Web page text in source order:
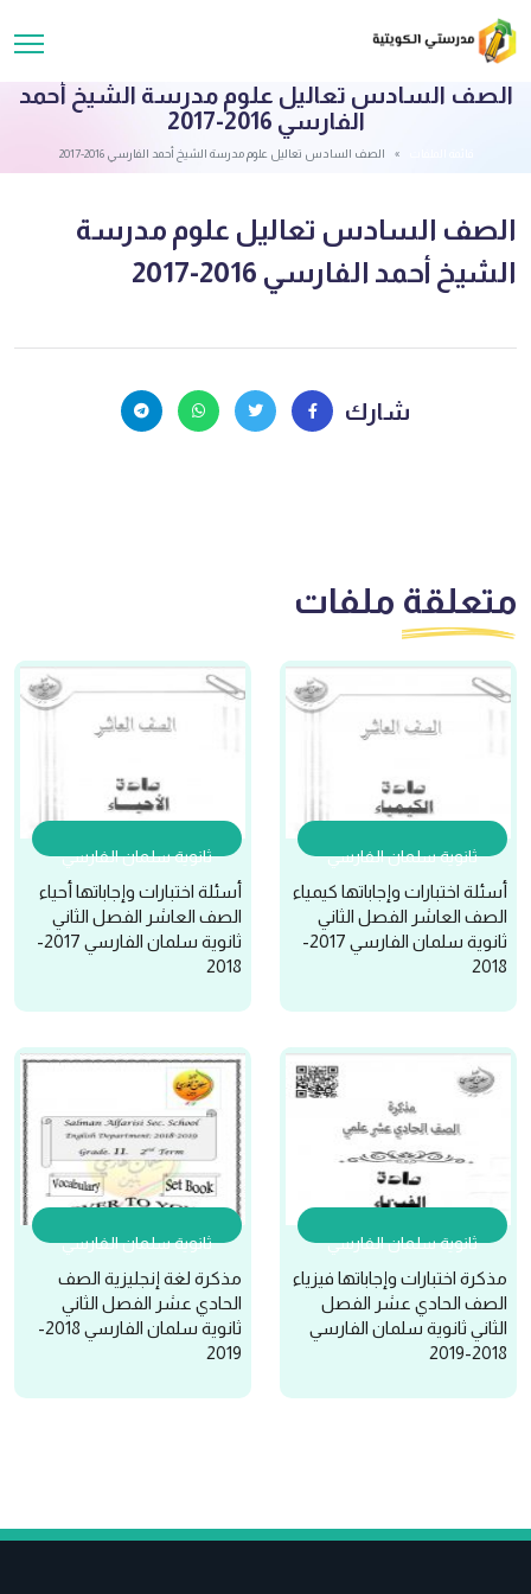
الصف السادس تعاليل علوم مدرسة الشيخ أحمد
الفارسي 2016-2017
الصف السادس تعاليل علوم مدرسة الشيخ أحمد الفارسي 2016-2017
الصف السادس تعاليل علوم مدرسة
الشيخ أحمد الفارسي 2016-2017
شارك
متعلقة ملفات
ثانوية سلمان الفارسي
أسئلة اختبارات وإجاباتها كيمياء
الصف العاشر الفصل الثاني
ثانوية سلمان الفارسي 2017-
2018
ثانوية سلمان الفارسي
أسئلة اختبارات وإجاباتها أحياء
الصف العاشر الفصل الثاني
ثانوية سلمان الفارسي 2017-
2018
ثانوية سلمان الفارسي
مذكرة اختبارات وإجاباتها فيزياء
الصف الحادي عشر الفصل
الثاني ثانوية سلمان الفارسي
2018-2019
ثانوية سلمان الفارسي
مذكرة لغة إنجليزية الصف
الحادي عشر الفصل الثاني
ثانوية سلمان الفارسي 2018-
2019